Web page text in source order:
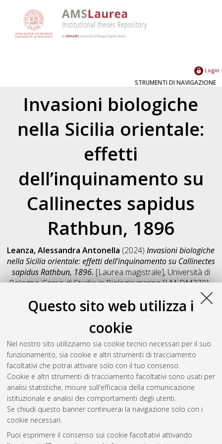
Questo sito web utilizza i
cookie
Nel nostro sito utilizziamo sia cookie tecnici necessari per il suo
funzionamento, sia cookie e altri strumenti di tracciamento
facoltativi che potrai attivare solo con il tuo consenso.
Cookie e altri strumenti di tracciamento facoltativi sono usati per
analisi statistiche, misure sull'efficacia della comunicazione
istituzionale e analisi dei comportamenti degli utenti.
Se chiudi questo banner continuerai la navigazione solo con i
cookie necessari.
Puoi esprimere il consenso sui cookie facoltativi attivando
Login
STRUMENTI DI NAVIGAZIONE
Invasioni biologiche
nella Sicilia orientale:
effetti
dell’inquinamento su
Callinectes sapidus
Rathbun, 1896
Leanza, Alessandra Antonella (2024)Invasioni biologiche
nella Sicilia orientale: effetti dell’inquinamento su Callinectes
sapidus Rathbun, 1896. [Laurea magistrale], Università di
Bologna, Corso di Studio inBiologia marina [LM-DM270] -
Salva citazione
Condividi
Il full-text non è disponibile per scelta dell'autore. (
Abstract
Altri metadati
Gestione del documento:
Atom